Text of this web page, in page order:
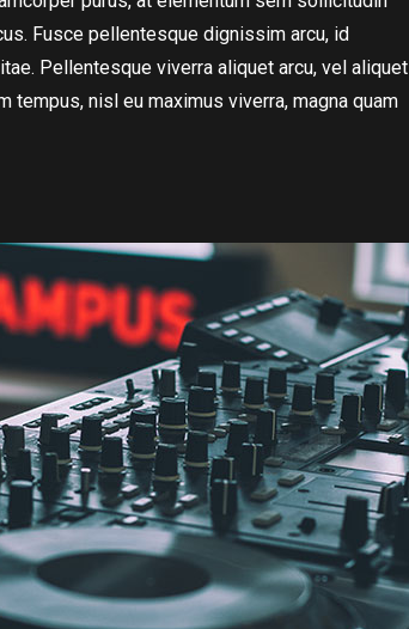
Fusce pellentesque dignissim arcu, id
Pellentesque viverra aliquet arcu, vel aliquet
tempus, nisl eu maximus viverra, magna quam